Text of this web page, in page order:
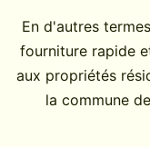
En d'autres
fourniture rapide
aux propriétés
la commune